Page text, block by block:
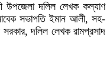
উপজেলা দলিল লেখক কল্যাণ
সভাপতি ইমান আলী, সহ-
সরকার, দলিল লেখক রামপ্রসাদ